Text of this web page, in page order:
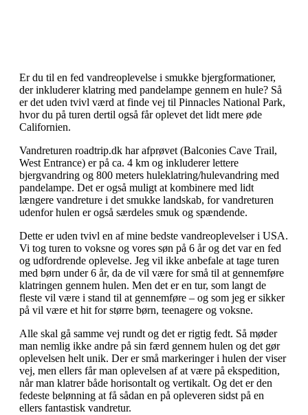
Er du til en fed vandreoplevelse i smukke bjergformationer,
der inkluderer klatring med pandelampe gennem en hule? Så
er det uden tvivl værd at finde vej til Pinnacles National Park,
hvor du på turen dertil også får oplevet det lidt mere øde
Californien.
Vandreturen roadtrip.dk har afprøvet (Balconies Cave Trail,
West Entrance) er på ca. 4 km og inkluderer lettere
bjergvandring og 800 meters huleklatring/hulevandring med
pandelampe. Det er også muligt at kombinere med lidt
længere vandreture i det smukke landskab, for vandreturen
udenfor hulen er også særdeles smuk og spændende.
Dette er uden tvivl en af mine bedste vandreoplevelser i USA.
Vi tog turen to voksne og vores søn på 6 år og det var en fed
og udfordrende oplevelse. Jeg vil ikke anbefale at tage turen
med børn under 6 år, da de vil være for små til at gennemføre
klatringen gennem hulen. Men det er en tur, som langt de
fleste vil være i stand til at gennemføre – og som jeg er sikker
på vil være et hit for større børn, teenagere og voksne.
Alle skal gå samme vej rundt og det er rigtig fedt. Så møder
man nemlig ikke andre på sin færd gennem hulen og det gør
oplevelsen helt unik. Der er små markeringer i hulen der viser
vej, men ellers får man oplevelsen af at være på ekspedition,
når man klatrer både horisontalt og vertikalt. Og det er den
fedeste belønning at få sådan en på opleveren sidst på en
ellers fantastisk vandretur.